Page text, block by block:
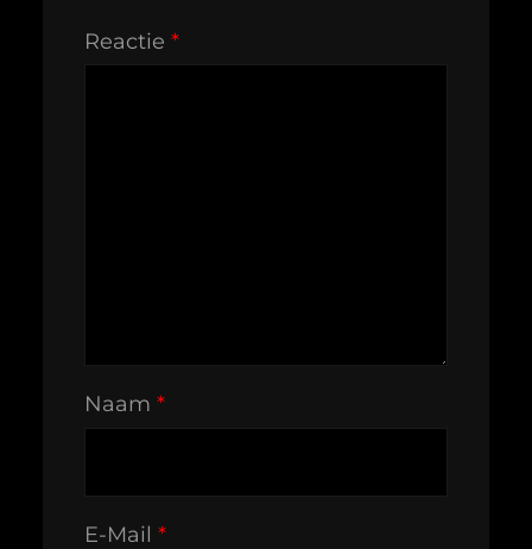
Reactie *
Naam *
E-Mail *